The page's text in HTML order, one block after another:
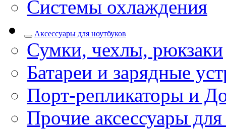
Системы охлаждения
Аксессуары для ноутбуков
Сумки, чехлы, рюкзаки
Батареи и зарядные
Порт-репликаторы и
Прочие аксессуары